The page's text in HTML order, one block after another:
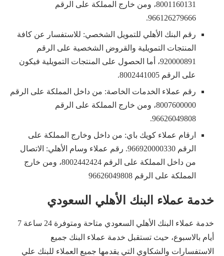
8001160131، ومن خارج المملكة على الرقم
966126279666.
رقم البنك الأهلي للتمويل الشخصي: للاستفسار عن كافة
المنتجات التمويلية والقروض الشخصية على الرقم
920000891، أما الحصول على المنتجات التمويلية فيكون
على الرقم 8002441005.
رقم عملاء الخدمات الخاصة: من داخل المملكة على الرقم
8007600000، ومن خارج المملكة على الرقم
96626049808.
ارقام عملاء كويك باي: من داخل وخارج المملكة على
الرقم 966920000330. رقم عملاء وسام الأهلي: الاتصال
من داخل المملكة على الرقم 8002442424، ومن خارج
المملكة على الرقم 96626049808
خدمة عملاء البنك الأهلي السعودي
خدمة عملاء البنك الأهلي السعودي متاحة ومتوفرة 24 ساعة 7
أيام بالاسبوع، حيث تستقبل خدمة عملاء البنك جميع
الاستفسارات والشكاوي التي يقدمها جميع العملاء للبنك علي